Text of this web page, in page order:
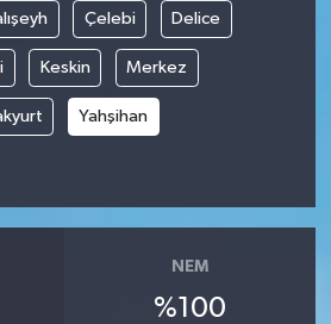
Çelebi Delice
Keskin Merkez
Yahşihan
NEM
%100